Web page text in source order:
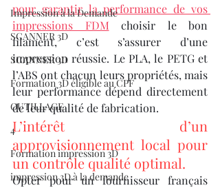
Impression à la Demande
SCANNER 3D
SCANNER 3D
Formation 3D éligible au CPF
OUTILLAGE
4
Formation impression 3D
impression 3D à la demande
pour garantir la performance de vos
impressions FDM choisir le bon
filament, c’est s’assurer d’une
impression réussie. Le PLA, le PETG et
l’ABS ont chacun leurs propriétés, mais
leur performance dépend directement
de leur qualité de fabrication.
L’intérêt d’un
approvisionnement local pour
un contrôle qualité optimal.
Opter pour un fournisseur français